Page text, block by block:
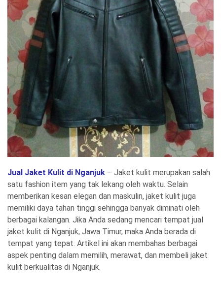
Jual Jaket Kulit di Nganjuk – Jaket kulit merupakan salah
satu fashion item yang tak lekang oleh waktu. Selain
memberikan kesan elegan dan maskulin, jaket kulit juga
memiliki daya tahan tinggi sehingga banyak diminati oleh
berbagai kalangan. Jika Anda sedang mencari tempat jual
jaket kulit di Nganjuk, Jawa Timur, maka Anda berada di
tempat yang tepat. Artikel ini akan membahas berbagai
aspek penting dalam memilih, merawat, dan membeli jaket
kulit berkualitas di Nganjuk.